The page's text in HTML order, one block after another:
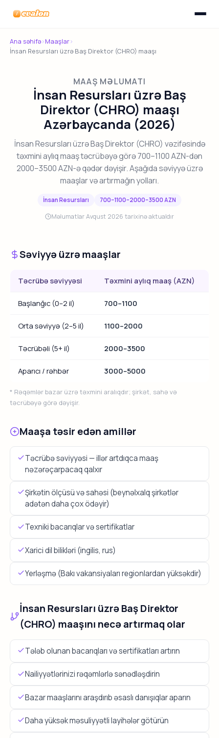
Evalon
Ana səhifə›Maaşlar›
İnsan Resursları üzrə Baş Direktor (CHRO) maaşı
MAAŞ MƏLUMATI
İnsan Resursları üzrə Baş
Direktor (CHRO) maaşı
Azərbaycanda (2026)
İnsan Resursları üzrə Baş Direktor (CHRO) vəzifəsində
təxmini aylıq maaş təcrübəyə görə 700–1100 AZN-dən
2000–3500 AZN-ə qədər dəyişir. Aşağıda səviyyə üzrə
maaşlar və artırmağın yolları.
İnsan Resursları
700–1100–2000–3500 AZN
Məlumatlar Avqust 2026 tarixinə aktualdır
Səviyyə üzrə maaşlar
Təcrübə səviyyəsi Təxmini aylıq maaş (AZN)
Başlanğıc (0–2 il) 700–1100
Orta səviyyə (2–5 il) 1100–2000
Təcrübəli (5+ il) 2000–3500
Aparıcı / rəhbər 3000–5000
* Rəqəmlər bazar üzrə təxmini aralıqdır; şirkət, sahə və
təcrübəyə görə dəyişir.
Maaşa təsir edən amillər
Təcrübə səviyyəsi — illər artdıqca maaş
nəzərəçarpacaq qalxır
Şirkətin ölçüsü və sahəsi (beynəlxalq şirkətlər
adətən daha çox ödəyir)
Texniki bacarıqlar və sertifikatlar
Xarici dil bilikləri (ingilis, rus)
Yerləşmə (Bakı vakansiyaları regionlardan yüksəkdir)
İnsan Resursları üzrə Baş Direktor
(CHRO) maaşını necə artırmaq olar
Tələb olunan bacarıqları və sertifikatları artırın
Nailiyyətlərinizi rəqəmlərlə sənədləşdirin
Bazar maaşlarını araşdırıb əsaslı danışıqlar aparın
Daha yüksək məsuliyyətli layihələr götürün